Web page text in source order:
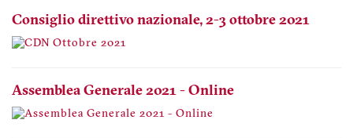
Consiglio direttivo nazionale, 2-3 ottobre 2021
Assemblea Generale 2021 - Online